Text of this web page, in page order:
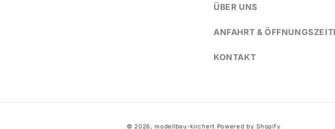
ÜBER UNS
ANFAHRT &
KONTAKT
© 2026,modellbau-kirchert Powered by Shopify